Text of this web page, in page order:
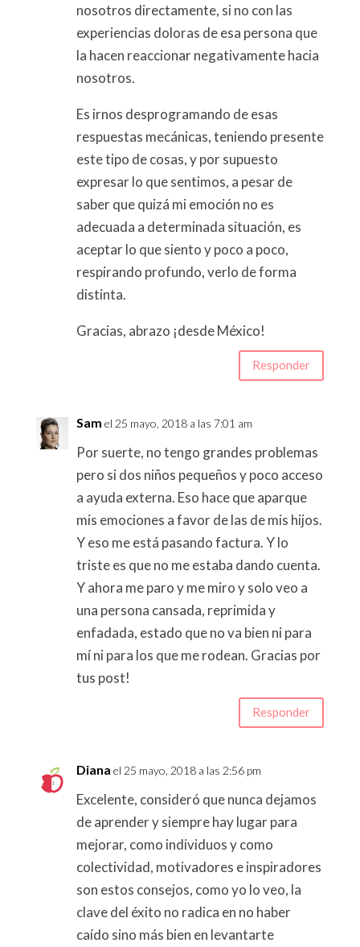
nosotros directamente, si no con las
experiencias doloras de esa persona que
la hacen reaccionar negativamente hacia
nosotros.
Es irnos desprogramando de esas
respuestas mecánicas, teniendo presente
este tipo de cosas, y por supuesto
expresar lo que sentimos, a pesar de
saber que quizá mi emoción no es
adecuada a determinada situación, es
aceptar lo que siento y poco a poco,
respirando profundo, verlo de forma
distinta.
Gracias, abrazo ¡desde México!
Responder
Sam el 25 mayo, 2018 a las 7:01 am
Por suerte, no tengo grandes problemas
pero si dos niños pequeños y poco acceso
a ayuda externa. Eso hace que aparque
mis emociones a favor de las de mis hijos.
Y eso me está pasando factura. Y lo
triste es que no me estaba dando cuenta.
Y ahora me paro y me miro y solo veo a
una persona cansada, reprimida y
enfadada, estado que no va bien ni para
mí ni para los que me rodean. Gracias por
tus post!
Responder
Diana el 25 mayo, 2018 a las 2:56 pm
Excelente, consideró que nunca dejamos
de aprender y siempre hay lugar para
mejorar, como individuos y como
colectividad, motivadores e inspiradores
son estos consejos, como yo lo veo, la
clave del éxito no radica en no haber
caído sino más bien en levantarte